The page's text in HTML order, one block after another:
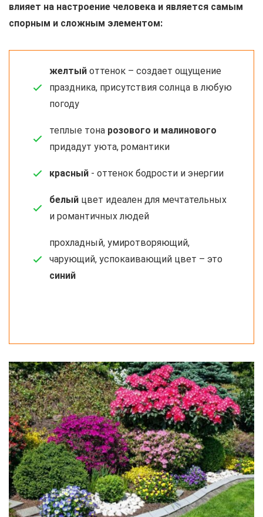
влияет на настроение человека и является самым
спорным и сложным элементом:
желтый оттенок – создает ощущение
праздника, присутствия солнца в любую
погоду
теплые тона розового и малинового
придадут уюта, романтики
красный - оттенок бодрости и энергии
белый цвет идеален для мечтательных
и романтичных людей
прохладный, умиротворяющий,
чарующий, успокаивающий цвет – это
синий